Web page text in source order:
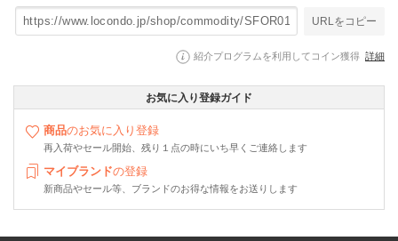
URLをコピー
紹介プログラムを利用してコイン獲得 詳細
お気に入り登録ガイド
商品のお気に入り登録
再入荷やセール開始、残り１点の時にいち早くご連絡します
マイブランドの登録
新商品やセール等、ブランドのお得な情報をお送りします